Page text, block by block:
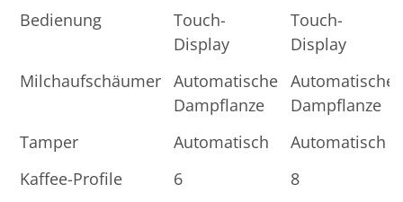
Bedienung
Touch-
Display
Touch-
Display
Milchaufschäumer Automatische
Dampflanze
Automatische
Dampflanze
Tamper
Automatisch
Automatisch
Kaffee-Profile
6
8